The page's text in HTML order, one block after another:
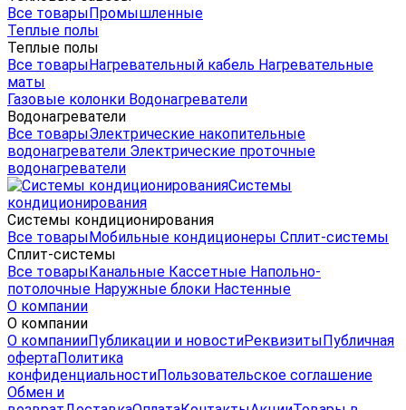
Все товарыПромышленные
Теплые полы
Теплые полы
Все товарыНагревательный кабель Нагревательные
маты
Газовые колонки Водонагреватели
Водонагреватели
Все товарыЭлектрические накопительные
водонагреватели Электрические проточные
водонагреватели
Системы
кондиционирования
Системы кондиционирования
Все товарыМобильные кондиционеры Сплит-системы
Сплит-системы
Все товарыКанальные Кассетные Напольно-
потолочные Наружные блоки Настенные
О компании
О компании
О компанииПубликации и новостиРеквизитыПубличная
офертаПолитика
конфиденциальностиПользовательское соглашение
Обмен и